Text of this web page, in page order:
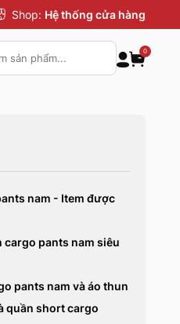
Shop: Hệ thống cửa hàng
0
nam - Item được
cargo pants nam siêu
pants nam và áo thun
quần short cargo